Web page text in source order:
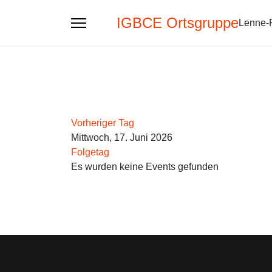
IGBCE OrtsgruppeLenne-
Vorheriger Tag
Mittwoch, 17. Juni 2026
Folgetag
Es wurden keine Events gefunden